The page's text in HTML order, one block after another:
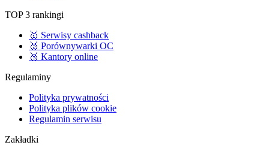
TOP 3 rankingi
🥇 Serwisy cashback
🥈 Porównywarki OC
🥉 Kantory online
Regulaminy
Polityka prywatności
Polityka plików cookie
Regulamin serwisu
Zakładki